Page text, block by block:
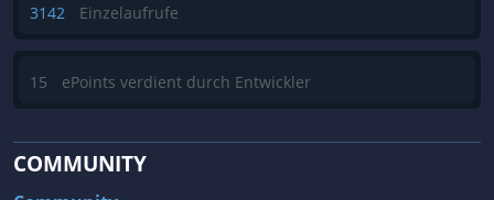
3142 Einzelaufrufe
15 ePoints verdient durch Entwickler
COMMUNITY